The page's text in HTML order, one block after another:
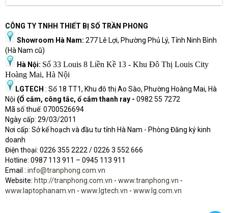
CÔNG TY TNHH THIẾT BỊ SỐ TRẦN PHONG
Showroom Hà Nam: 277 Lê Lợi, Phường Phủ Lý, Tỉnh Ninh Bình
(Hà Nam cũ)
Hà Nội: Số 33 Louis 8 Liền Kề 13 - Khu Đô Thị Louis City
Hoàng Mai, Hà Nội
LGTECH : Số 18 TT1, Khu đô thị Ao Sào, Phường Hoàng Mai, Hà
Nội (Ổ cắm, công tắc, ổ cắm thanh ray - 0982 55 7272
Mã số thuế: 0700526694
Ngày cấp: 29/03/2011
Nơi cấp: Sở kế hoạch và đầu tư tỉnh Hà Nam - Phòng Đăng ký kinh
doanh
Điện thoại: 0226 355 2222 / 0226 3 552 666
Hotine: 0987 113 911 – 0945 113 911
Email : info@tranphong.com.vn
Website: http://tranphong.com.vn - www.tranphong.vn -
www.laptophanam.vn - www.lgtech.vn - www.lg.com.vn